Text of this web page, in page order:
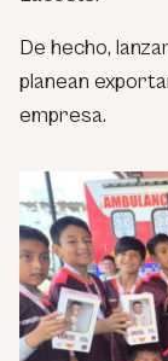
De hecho,
planean
empresa.